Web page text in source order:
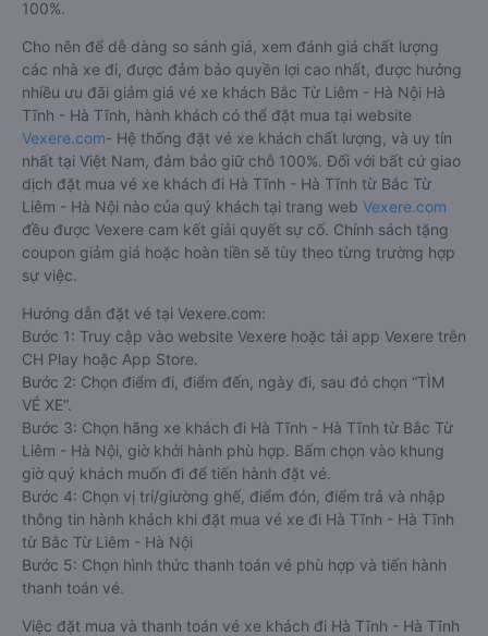
100%.
Cho nên để dễ dàng so sánh giá, xem đánh giá chất lượng
các nhà xe đi, được đảm bảo quyền lợi cao nhất, được hưởng
nhiều ưu đãi giảm giá vé xe khách Bắc Từ Liêm - Hà Nội Hà
Tĩnh - Hà Tĩnh, hành khách có thể đặt mua tại website
Vexere.com- Hệ thống đặt vé xe khách chất lượng, và uy tín
nhất tại Việt Nam, đảm bảo giữ chỗ 100%. Đối với bất cứ giao
dịch đặt mua vé xe khách đi Hà Tĩnh - Hà Tĩnh từ Bắc Từ
Liêm - Hà Nội nào của quý khách tại trang web Vexere.com
đều được Vexere cam kết giải quyết sự cố. Chính sách tặng
coupon giảm giá hoặc hoàn tiền sẽ tùy theo từng trường hợp
sự việc.
Hướng dẫn đặt vé tại Vexere.com:
Bước 1: Truy cập vào website Vexere hoặc tải app Vexere trên
CH Play hoặc App Store.
Bước 2: Chọn điểm đi, điểm đến, ngày đi, sau đó chọn “TÌM
VÉ XE”.
Bước 3: Chọn hãng xe khách đi Hà Tĩnh - Hà Tĩnh từ Bắc Từ
Liêm - Hà Nội, giờ khởi hành phù hợp. Bấm chọn vào khung
giờ quý khách muốn đi để tiến hành đặt vé.
Bước 4: Chọn vị trí/giường ghế, điểm đón, điểm trả và nhập
thông tin hành khách khi đặt mua vé xe đi Hà Tĩnh - Hà Tĩnh
từ Bắc Từ Liêm - Hà Nội
Bước 5: Chọn hình thức thanh toán vé phù hợp và tiến hành
thanh toán vé.
Việc đặt mua và thanh toán vé xe khách đi Hà Tĩnh - Hà Tĩnh